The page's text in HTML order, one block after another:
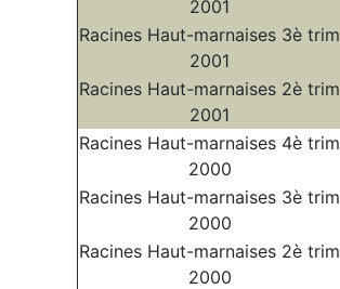
2001
Racines Haut-marnaises 3è trim
2001
Racines Haut-marnaises 2è trim
2001
Racines Haut-marnaises 4è trim
2000
Racines Haut-marnaises 3è trim
2000
Racines Haut-marnaises 2è trim
2000